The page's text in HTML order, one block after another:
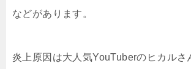
などがあります。
炎上原因は大人気YouTuberのヒカルさ